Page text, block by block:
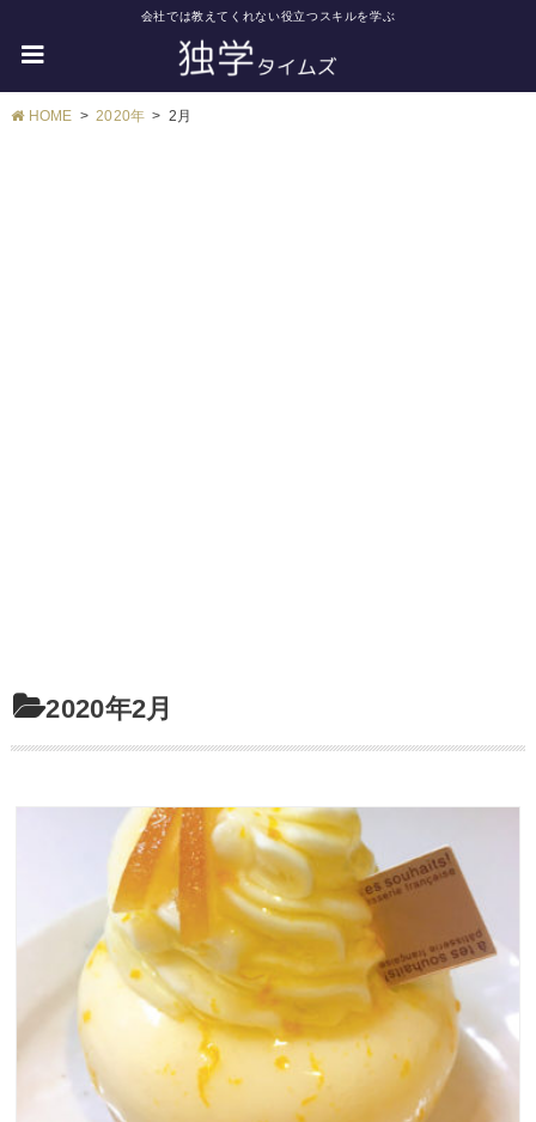
会社では教えてくれない役立つスキルを学ぶ
HOME 2020年 2月
2020年2月